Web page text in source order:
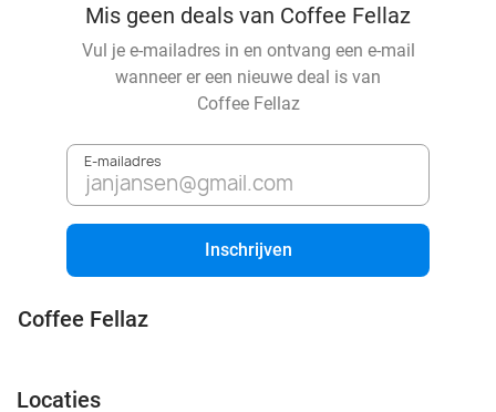
Mis geen deals van Coffee Fellaz
Vul je e-mailadres in en ontvang een e-mail
wanneer er een nieuwe deal is van
Coffee Fellaz
E-mailadres
Inschrijven
Coffee Fellaz
Locaties